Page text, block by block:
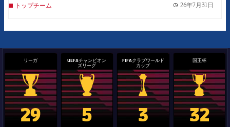
トップチーム 26年7月31日
リーガ
La Liga trophy
29
UEFAチャンピオン
ズリーグ
Champions League trophy
5
FIFAクラブワールド
カップ
label.aria.clubworldcup
3
国王杯
国王杯
32